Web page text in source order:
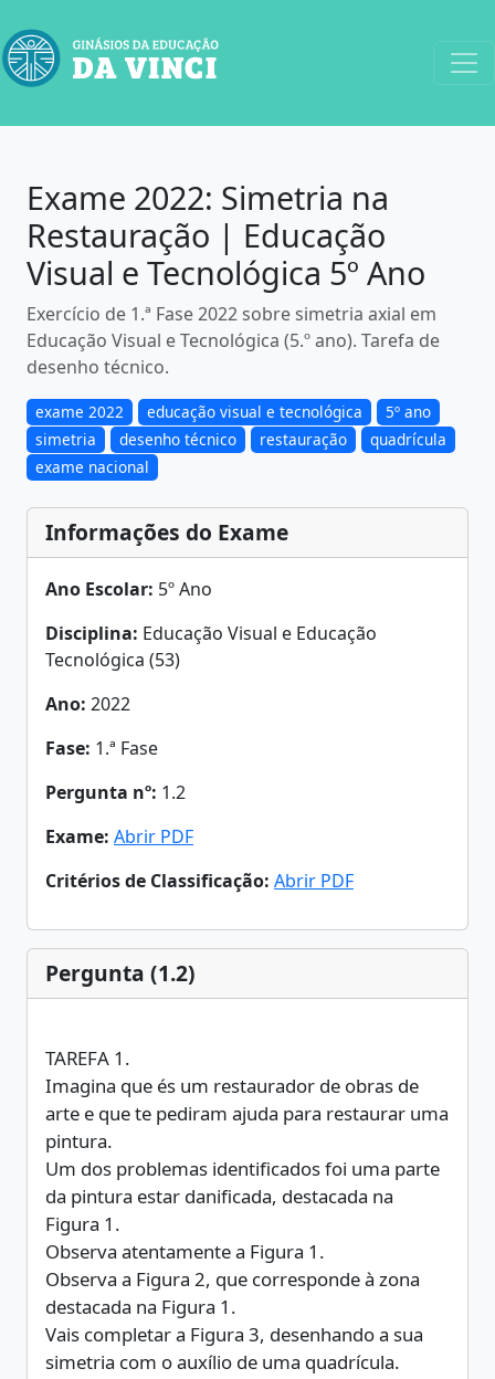
Exame 2022: Simetria na
Restauração | Educação
Visual e Tecnológica 5º Ano
Exercício de 1.ª Fase 2022 sobre simetria axial em
Educação Visual e Tecnológica (5.º ano). Tarefa de
desenho técnico.
exame 2022 educação visual e tecnológica
5º ano
simetria
desenho técnico restauração
quadrícula
exame nacional
Informações do Exame
Ano Escolar: 5º Ano
Disciplina: Educação Visual e Educação
Tecnológica (53)
Ano: 2022
Fase: 1.ª Fase
Pergunta nº: 1.2
Exame: Abrir PDF
Critérios de Classificação: Abrir PDF
Pergunta (1.2)
TAREFA 1.
Imagina que és um restaurador de obras de
arte e que te pediram ajuda para restaurar uma
pintura.
Um dos problemas identificados foi uma parte
da pintura estar danificada, destacada na
Figura 1.
Observa atentamente a Figura 1.
Observa a Figura 2, que corresponde à zona
destacada na Figura 1.
Vais completar a Figura 3, desenhando a sua
simetria com o auxílio de uma quadrícula.